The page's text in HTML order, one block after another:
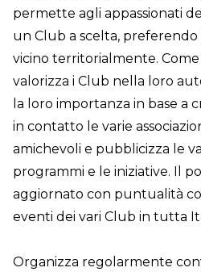
permette agli appassionati
un Club a scelta,
vicino territorialmente.
valorizza i Club nella loro
la loro importanza in base a
in contatto le varie
amichevoli e pubblicizza le
programmi e le iniziative. Il
aggiornato con puntualità
eventi dei vari Club in tutta
Organizza regolarmente